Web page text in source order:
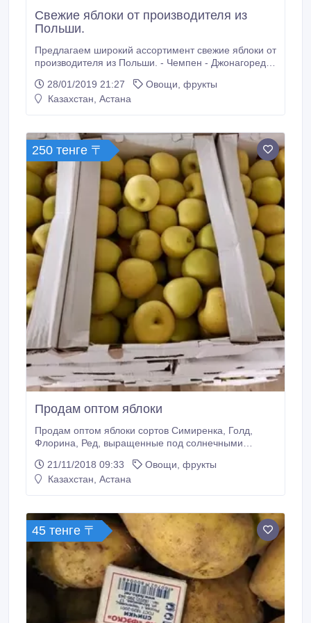
Свежие яблоки от производителя из
Польши.
Предлагаем широкий ассортимент свежие яблоки от
производителя из Польши. - Чемпен - Джонагоред -
Голден - Гала Упаковка согласно требованиям.
Цена от 0.19 евро за кг. Приглашаем к
28/01/2019 21:27
Овощи, фрукты
Казахстан, Астана
250 тенге 〒
Продам оптом яблоки
Продам оптом яблоки сортов Симиренка, Голд,
Флорина, Ред, выращенные под солнечными
Южно Казахстанской области, ныне Туркестанской
области в краях Тюлькубаса и города Казыгурт.
сорта голд, 270 тенге за 1 кг сорта флорина, 270тг
за 1 кг сорта ред, 290тг за 1 кг сорта грени смит.
21/11/2018 09:33
Овощи, фрукты
Казахстан, Астана
45 тенге 〒